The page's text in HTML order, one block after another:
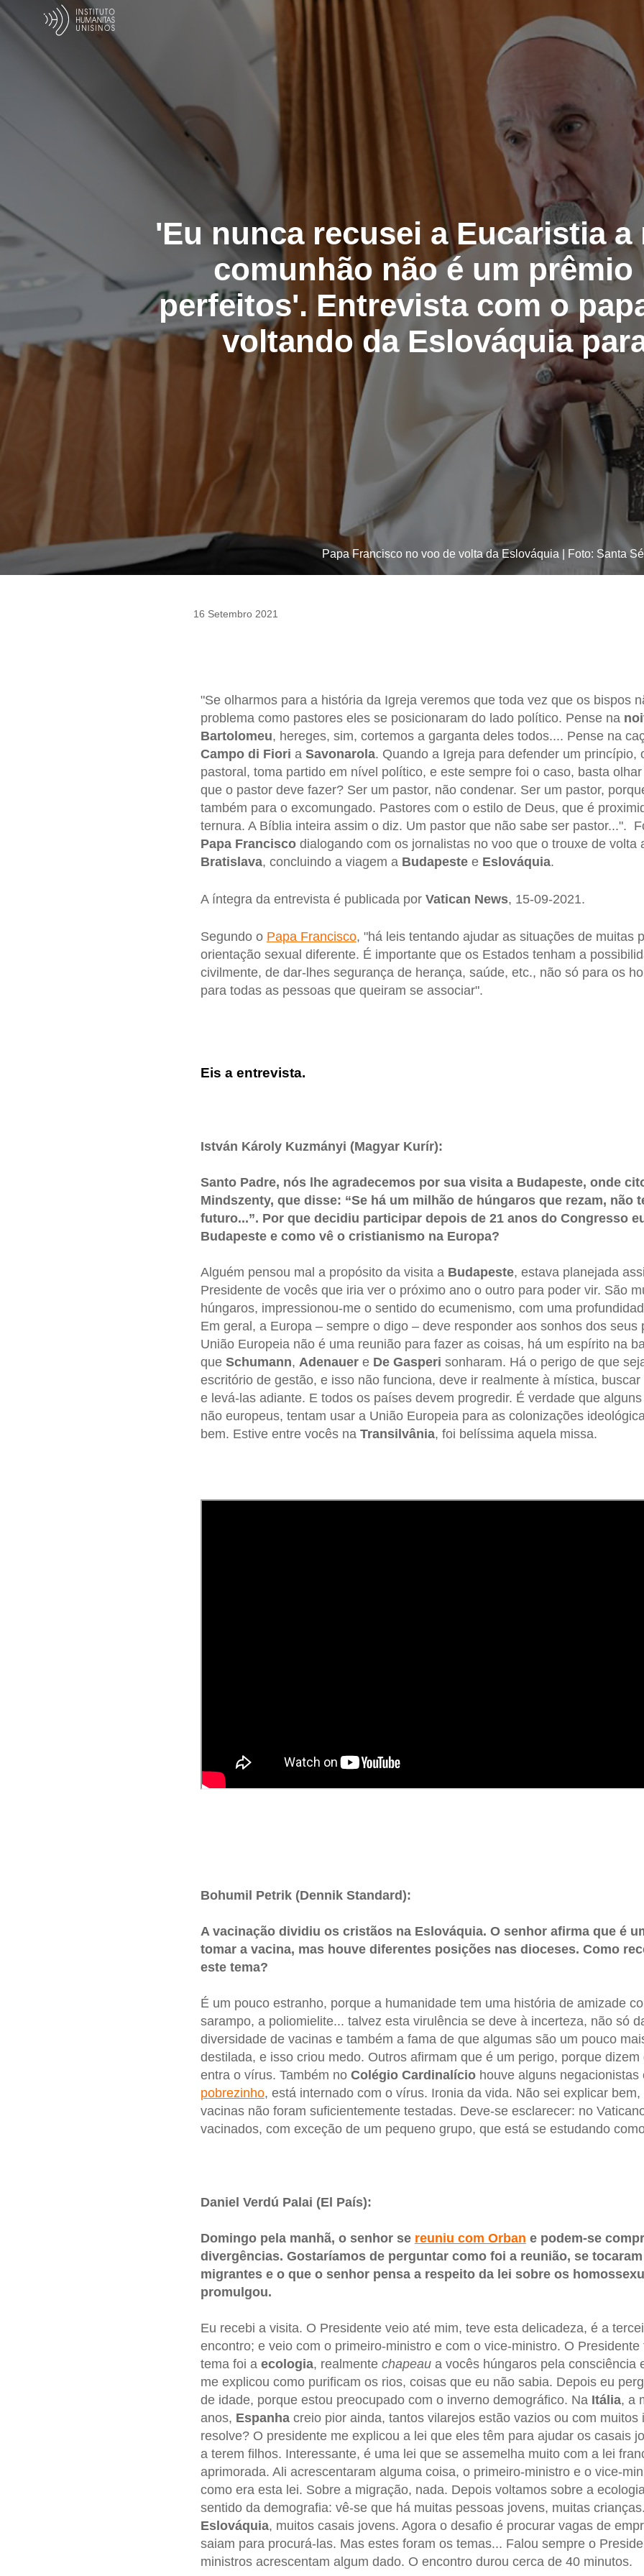
'Eu nunca recusei a Eucaristia a
comunhão não é um prêmio
perfeitos'. Entrevista com o
voltando da Eslováquia
Papa Francisco no voo de volta da Eslováquia | Foto: Santa Sé
16 Setembro 2021
"Se olharmos para a história da Igreja veremos que toda vez que os bispos
problema como pastores eles se posicionaram do lado político. Pense na
Bartolomeu, hereges, sim, cortemos a garganta deles todos.... Pense na
Campo di Fiori a Savonarola. Quando a Igreja para defender um princípio,
pastoral, toma partido em nível político, e este sempre foi o caso, basta
que o pastor deve fazer? Ser um pastor, não condenar. Ser um pastor,
também para o excomungado. Pastores com o estilo de Deus, que é
ternura. A Bíblia inteira assim o diz. Um pastor que não sabe ser pastor...".
Papa Franciscodialogando com os jornalistas no voo que o trouxe de volta
Bratislava, concluindo a viagem a Budapestee Eslováquia.
A íntegra da entrevista é publicada por Vatican News, 15-09-2021.
Segundo o Papa Francisco, "há leis tentando ajudar as situações de muitas
orientação sexual diferente. É importante que os Estados tenham a
civilmente, de dar-lhes segurança de herança, saúde, etc., não só para os
para todas as pessoas que queiram se associar".
Eis a entrevista.
István Károly Kuzmányi (Magyar Kurír):
Santo Padre, nós lhe agradecemos por sua visita a Budapeste, onde
Mindszenty, que disse: “Se há um milhão de húngaros que rezam, não
futuro...”. Por que decidiu participar depois de 21 anos do Congresso
Budapeste e como vê o cristianismo na Europa?
Alguém pensou mal a propósito da visita a Budapeste, estava planejada
Presidente de vocês que iria ver o próximo ano o outro para poder vir. São
húngaros, impressionou-me o sentido do ecumenismo, com uma
Em geral, a Europa – sempre o digo – deve responder aos sonhos dos seus
União Europeia não é uma reunião para fazer as coisas, há um espírito na
que Schumann, Adenauere De Gasperi sonharam. Há o perigo de que
escritório de gestão, e isso não funciona, deve ir realmente à mística,
e levá-las adiante. E todos os países devem progredir. É verdade que
não europeus, tentam usar a União Europeia para as colonizações
bem. Estive entre vocês na Transilvânia, foi belíssima aquela missa.
Bohumil Petrik (Dennik Standard):
A vacinação dividiu os cristãos na Eslováquia. O senhor afirma que é
tomar a vacina, mas houve diferentes posições nas dioceses. Como
este tema?
É um pouco estranho, porque a humanidade tem uma história de amizade
sarampo, a poliomielite... talvez esta virulência se deve à incerteza, não só
diversidade de vacinas e também a fama de que algumas são um pouco
destilada, e isso criou medo. Outros afirmam que é um perigo, porque
entra o vírus. Também no Colégio Cardinalíciohouve alguns negacionistas
pobrezinho, está internado com o vírus. Ironia da vida. Não sei explicar
vacinas não foram suficientemente testadas. Deve-se esclarecer: no
vacinados, com exceção de um pequeno grupo, que está se estudando
Daniel Verdú Palai (El País):
Domingo pela manhã, o senhor se reuniu com Orban e podem-se
divergências. Gostaríamos de perguntar como foi a reunião, se
migrantes e o que o senhor pensa a respeito da lei sobre os
promulgou.
Eu recebi a visita. O Presidente veio até mim, teve esta delicadeza, é a
encontro; e veio com o primeiro-ministro e com o vice-ministro. O
tema foi a ecologia, realmente chapeaua vocês húngaros pela consciência
me explicou como purificam os rios, coisas que eu não sabia. Depois eu
de idade, porque estou preocupado com o inverno demográfico. Na Itália, a
anos, Espanhacreio pior ainda, tantos vilarejos estão vazios ou com muitos
resolve? O presidente me explicou a lei que eles têm para ajudar os casais
a terem filhos. Interessante, é uma lei que se assemelha muito com a lei
aprimorada. Ali acrescentaram alguma coisa, o primeiro-ministro e o vice-
como era esta lei. Sobre a migração, nada. Depois voltamos sobre a
sentido da demografia: vê-se que há muitas pessoas jovens, muitas
Eslováquia, muitos casais jovens. Agora o desafio é procurar vagas de
saiam para procurá-las. Mas estes foram os temas... Falou sempre o
ministros acrescentam algum dado. O encontro durou cerca de 40 minutos.